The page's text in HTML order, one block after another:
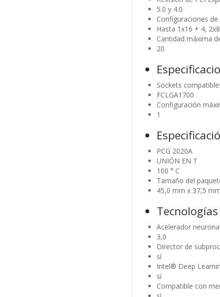
5.0 y 4.0
Configuraciones de
Hasta 1x16 + 4,
Cantidad máxima
20
Sockets
FCLGA1700
Configuración
1
PCG 2020A
UNIÓN EN T
100 ° C
Tamaño del
45,0 mm x 37,5
Acelerador
3,0
Director de
sí
Intel® Deep
sí
Compatible con